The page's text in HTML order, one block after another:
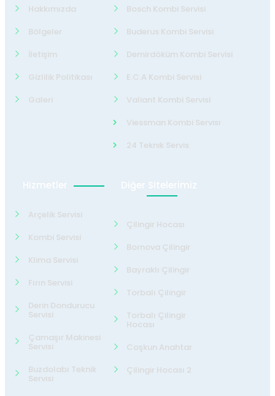
Hakkımızda
Bölgeler
İletişim
Gizlilik Politikası
Galeri
Bosch Kombi Servisi
Buderus Kombi Servisi
Demirdöküm Kombi Servisi
E.C.A Kombi Servisi
Valiant Kombi Servisi
Viessman Kombi Servisi
24 Teknik Servis
Hizmetler
Arçelik Servisi
Kombi Servisi
Klima Servisi
Fırın Servisi
Derin Dondurucu
Servisi
Çamaşır Makinesi
Servisi
Buzdolabı Teknik
Servisi
Diğer Sitelerimiz
Çilingir Hocası
Bornova Çilingir
Bayraklı Çilingir
Torbalı Çilingir
Torbalı Çilingir
Hocası
Coşkun Anahtar
Çilingir Hocası 2